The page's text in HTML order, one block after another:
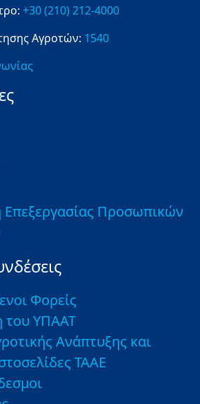
+30 (210) 212-4000
Αγροτών: 1540
Προσωπικών
Φορείς
του ΥΠΑΑΤ
Ανάπτυξης και
ΤΑΑΕ